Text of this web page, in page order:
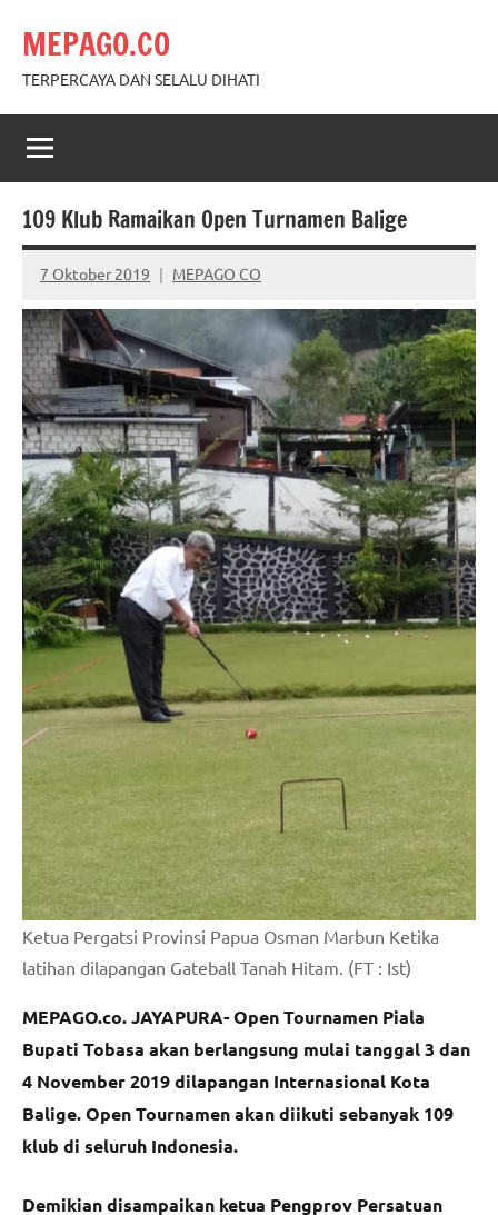
content
MEPAGO.CO
TERPERCAYA DAN SELALU DIHATI
109 Klub Ramaikan Open Turnamen Balige
7 Oktober 2019 MEPAGO CO
No
comments
Ketua Pergatsi Provinsi Papua Osman Marbun Ketika
latihan dilapangan Gateball Tanah Hitam. (FT : Ist)
MEPAGO.co. JAYAPURA- Open Tournamen Piala
Bupati Tobasa akan berlangsung mulai tanggal 3 dan
4 November 2019 dilapangan Internasional Kota
Balige. Open Tournamen akan diikuti sebanyak 109
klub di seluruh Indonesia.
Demikian disampaikan ketua Pengprov Persatuan